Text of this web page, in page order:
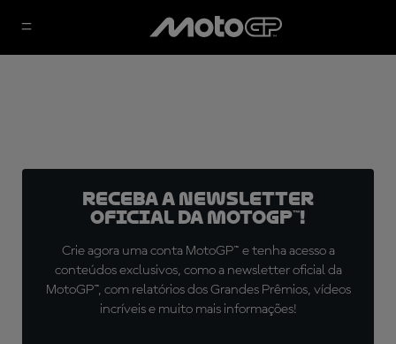
Receba a newsletter
oficial da MotoGP™!
Crie agora uma conta MotoGP™ e tenha acesso a
conteúdos exclusivos, como a newsletter oficial da
MotoGP™, com relatórios dos Grandes Prêmios, vídeos
incríveis e muito mais informações!